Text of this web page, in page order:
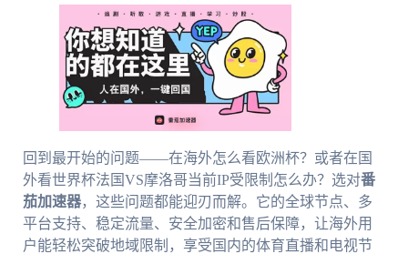
回到最开始的问题——在海外怎么看欧洲杯？或者在国
外看世界杯法国VS摩洛哥当前IP受限制怎么办？选对番
茄加速器，这些问题都能迎刃而解。它的全球节点、多
平台支持、稳定流量、安全加密和售后保障，让海外用
户能轻松突破地域限制，享受国内的体育直播和电视节